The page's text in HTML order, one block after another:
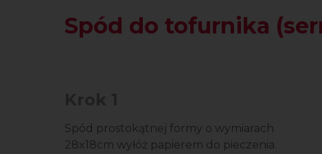
Spód do tofurnika
Spód prostokątnej formy o wymiarach
28x18cm wyłóż papierem do pieczenia.